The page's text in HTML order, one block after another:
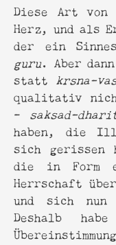
Diese Art von
Herz, und als
der ein
guru. Aber
statt krsna-
qualitativ
- saksad-
haben, die
sich
die in Form
Herrschaft über
und sich
Deshalb